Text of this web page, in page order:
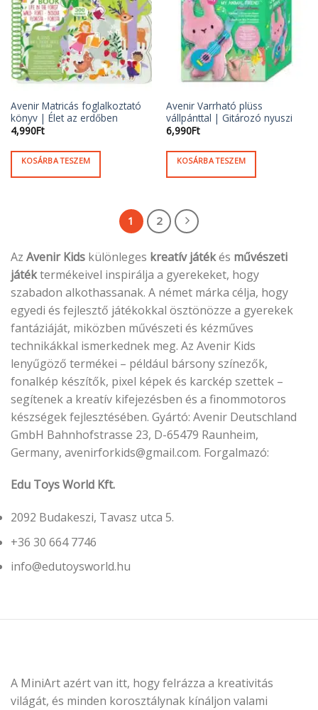
Avenir Matricás foglalkoztató
könyv | Élet az erdőben
4,990Ft
KOSÁRBA TESZEM
Avenir Varrható plüss
vállpánttal | Gitározó nyuszi
6,990Ft
KOSÁRBA TESZEM
1 2
Az Avenir Kids különleges kreatív játékés művészeti
játéktermékeivel inspirálja a gyerekeket, hogy
szabadon alkothassanak. A német márka célja, hogy
egyedi és fejlesztő játékokkal ösztönözze a gyerekek
fantáziáját, miközben művészeti és kézműves
technikákkal ismerkednek meg. Az Avenir Kids
lenyűgöző termékei – például bársony színezők,
fonalkép készítők, pixel képek és karckép szettek –
segítenek a kreatív kifejezésben és a finommotoros
készségek fejlesztésében. Gyártó: Avenir Deutschland
GmbH Bahnhofstrasse 23, D-65479 Raunheim,
Germany, avenirforkids@gmail.com. Forgalmazó:
Edu Toys World Kft.
2092 Budakeszi, Tavasz utca 5.
+36 30 664 7746
info@edutoysworld.hu
A MiniArt azért van itt, hogy felrázza a kreativitás
világát, és minden korosztálynak kínáljon valami